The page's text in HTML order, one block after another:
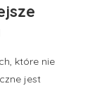
które nie
jest